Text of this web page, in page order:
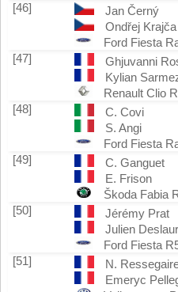
[46]
Jan Černý
Ondřej Krajča
Ford Fiesta
[47]
Ghjuvanni
Kylian
Renault Clio
[48]
C. Covi
S. Angi
Ford Fiesta
[49]
C. Ganguet
E. Frison
Škoda Fabia
[50]
Jérémy Prat
Julien
Ford Fiesta
[51]
N.
Emeryc